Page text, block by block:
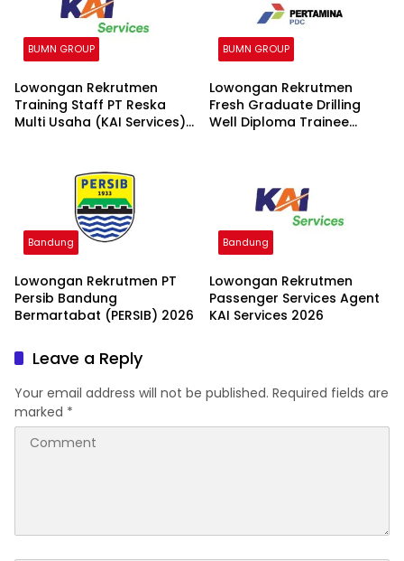
BUMN GROUP
Lowongan Rekrutmen
Training Staff PT Reska
Multi Usaha (KAI Services)
BUMN GROUP
Lowongan Rekrutmen
Fresh Graduate Drilling
Well Diploma Trainee
Bandung
Lowongan Rekrutmen PT
Persib Bandung
Bermartabat (PERSIB) 2026
Bandung
Lowongan Rekrutmen
Passenger Services Agent
KAI Services 2026
Leave a Reply
Your email address will not be published. Required fields are
marked *